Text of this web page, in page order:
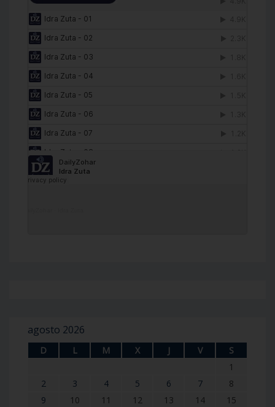
agosto 2026
D L M X J V
S
1
2
3 4 5 6 7
8
9
10 11 12 13 14
15